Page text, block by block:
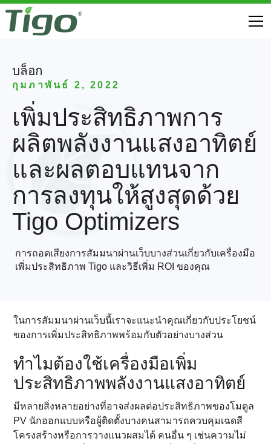
บล็อก
กุมภาพันธ์ 2, 2022
เพิ่มประสิทธิภาพการ
ผลิตพลังงานแสงอาทิตย์
และผลตอบแทนจาก
การลงทุนให้สูงสุดด้วย
Tigo Optimizers
การถอดเสียงการสัมมนาผ่านเว็บบางส่วนเกี่ยวกับเครื่องมือ
เพิ่มประสิทธิภาพ Tigo และวิธีเพิ่ม ROI ของคุณ
ในการสัมมนาผ่านเว็บนี้เราจะแนะนําคุณเกี่ยวกับประโยชน์
ของการเพิ่มประสิทธิภาพพร้อมกับตัวอย่างบางส่วน
ทําไมต้องใช้เครื่องมือเพิ่ม
ประสิทธิภาพพลังงานแสงอาทิตย์
มีหลายสิ่งหลายอย่างที่อาจส่งผลต่อประสิทธิภาพของโมดูล
PV นักออกแบบหรือผู้ติดตั้งบางคนสามารถควบคุมเฉดสี
โครงสร้างหรือการวางแนวผสมได้ คนอื่น ๆ เช่นความไม่